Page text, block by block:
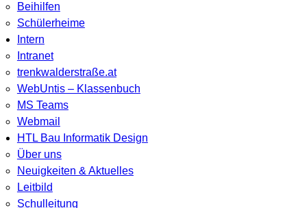
Beihilfen
Schülerheime
Intern
Intranet
trenkwalderstraße.at
WebUntis – Klassenbuch
MS Teams
Webmail
HTL Bau Informatik Design
Über uns
Neuigkeiten & Aktuelles
Leitbild
Schulleitung